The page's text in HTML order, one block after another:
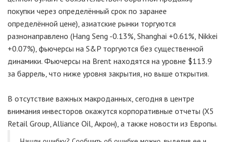
покупки через определённый срок по заранее
определённой цене), азиатские рынки торгуются
разнонаправлено (Hang Seng -0.13%, Shanghai +0.61%, Nikkei
+0.07%), фьючерсы на S&P торгуются без существенной
динамики. Фьючерсы на Brent находятся на уровне $113.9
за баррель, что ниже уровня закрытия, но выше открытия.
В отсутствие важных макроданных, сегодня в центре
внимания инвесторов окажутся корпоративные отчеты (X5
Retail Group, Alliance Oil, Акрон), а также новости из Европы.